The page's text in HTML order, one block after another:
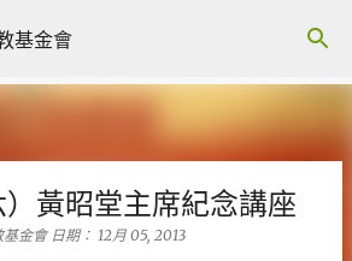
跳到主要內容
基金會
黃昭堂主席紀念講座
基金會 日期： 12月 05, 2013